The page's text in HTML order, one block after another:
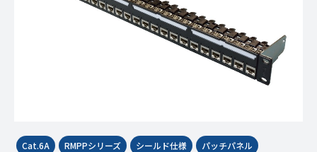
Cat.6A RMPPシリーズ シールド仕様 パッチパネル